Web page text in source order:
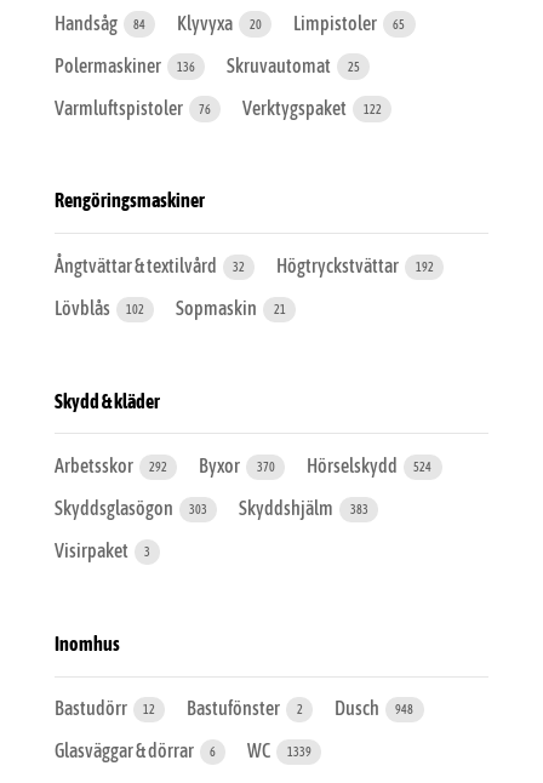
Handsåg 84 Klyvyxa 20 Limpistoler 65
Polermaskiner 136 Skruvautomat 25
Varmluftspistoler 76 Verktygspaket 122
Rengöringsmaskiner
Ångtvättar & textilvård 32 Högtryckstvättar 192
Lövblås 102 Sopmaskin 21
Skydd & kläder
Arbetsskor 292 Byxor 370 Hörselskydd 524
Skyddsglasögon 303 Skyddshjälm 383
Visirpaket 3
Inomhus
Bastudörr 12 Bastufönster 2 Dusch 948
Glasväggar & dörrar 6 WC 1339